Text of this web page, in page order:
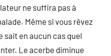
ne suffira pas à
Même si vous rêvez
sait en aucun cas quel
Le acerbe diminue